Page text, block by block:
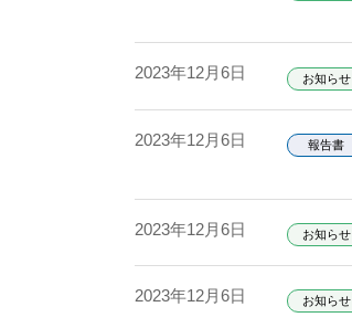
2023年12月6日 お知らせ
2023年12月6日 報告書
2023年12月6日 お知らせ
2023年12月6日 お知らせ